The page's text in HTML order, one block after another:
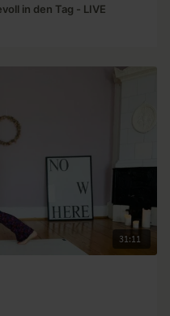
in den Tag - LIVE
31:11